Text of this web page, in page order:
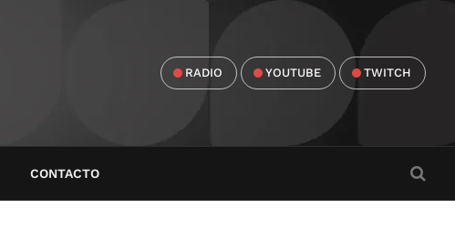
RADIO YOUTUBE TWITCH
CONTACTO